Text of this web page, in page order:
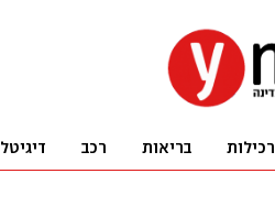
רכילות בריאות רכב דיגיטל